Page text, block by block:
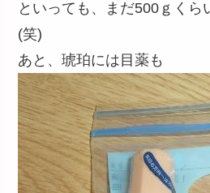
といっても、まだ500ｇくら
(笑)
あと、琥珀には目薬も